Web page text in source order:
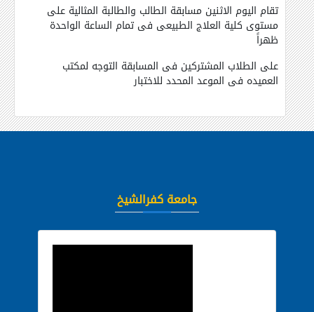
تقام اليوم الاثنين مسابقة الطالب والطالبة المثالية على
مستوى كلية العلاج الطبيعى فى تمام الساعة الواحدة
ظهراً
على الطلاب المشتركين فى المسابقة التوجه لمكتب
العميده فى الموعد المحدد للاختبار
جامعة كفرالشيخ